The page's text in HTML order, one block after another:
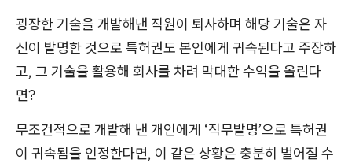
굉장한 기술을 개발해낸 직원이 퇴사하며 해당 기술은 자
신이 발명한 것으로 특허권도 본인에게 귀속된다고 주장하
고, 그 기술을 활용해 회사를 차려 막대한 수익을 올린다
면?
무조건적으로 개발해 낸 개인에게 ‘직무발명’으로 특허권
이 귀속됨을 인정한다면, 이 같은 상황은 충분히 벌어질 수